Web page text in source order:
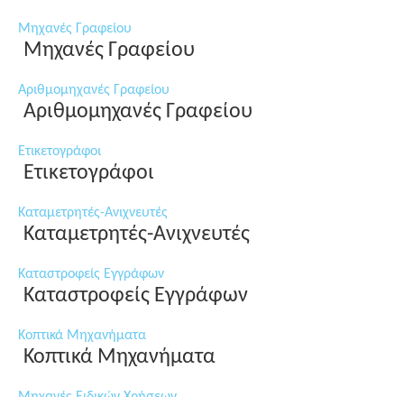
Μηχανές Γραφείου
Μηχανές Γραφείου
Αριθμομηχανές Γραφείου
Αριθμομηχανές Γραφείου
Ετικετογράφοι
Ετικετογράφοι
Καταμετρητές-Ανιχνευτές
Καταμετρητές-Ανιχνευτές
Καταστροφείς Εγγράφων
Καταστροφείς Εγγράφων
Κοπτικά Μηχανήματα
Κοπτικά Μηχανήματα